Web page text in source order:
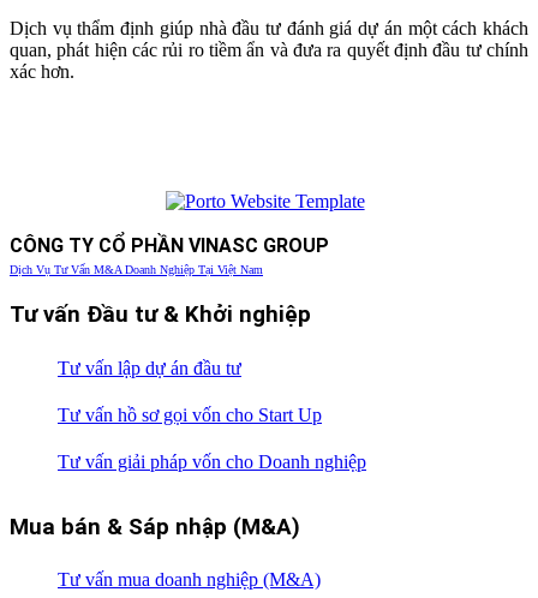
Dịch vụ thẩm định giúp nhà đầu tư đánh giá dự án một cách khách
quan, phát hiện các rủi ro tiềm ẩn và đưa ra quyết định đầu tư chính
xác hơn.
CÔNG TY CỔ PHẦN VINASC GROUP
Dịch Vụ Tư Vấn M&A Doanh Nghiệp Tại Việt Nam
Tư vấn Đầu tư & Khởi nghiệp
Tư vấn lập dự án đầu tư
Tư vấn hồ sơ gọi vốn cho Start Up
Tư vấn giải pháp vốn cho Doanh nghiệp
Mua bán & Sáp nhập (M&A)
Tư vấn mua doanh nghiệp (M&A)